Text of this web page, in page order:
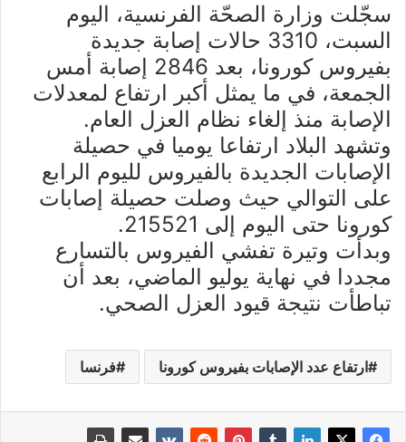
سجّلت وزارة الصحّة الفرنسية، اليوم
السبت، 3310 حالات إصابة جديدة
بفيروس كورونا، بعد 2846 إصابة أمس
الجمعة، في ما يمثل أكبر ارتفاع لمعدلات
الإصابة منذ إلغاء نظام العزل العام.
وتشهد البلاد ارتفاعا يوميا في حصيلة
الإصابات الجديدة بالفيروس لليوم الرابع
على التوالي حيث وصلت حصيلة إصابات
كورونا حتى اليوم إلى 215521.
وبدأت وتيرة تفشي الفيروس بالتسارع
مجددا في نهاية يوليو الماضي، بعد أن
تباطأت نتيجة قيود العزل الصحي.
ارتفاع عدد الإصابات بفيروس كورونا فرنسا